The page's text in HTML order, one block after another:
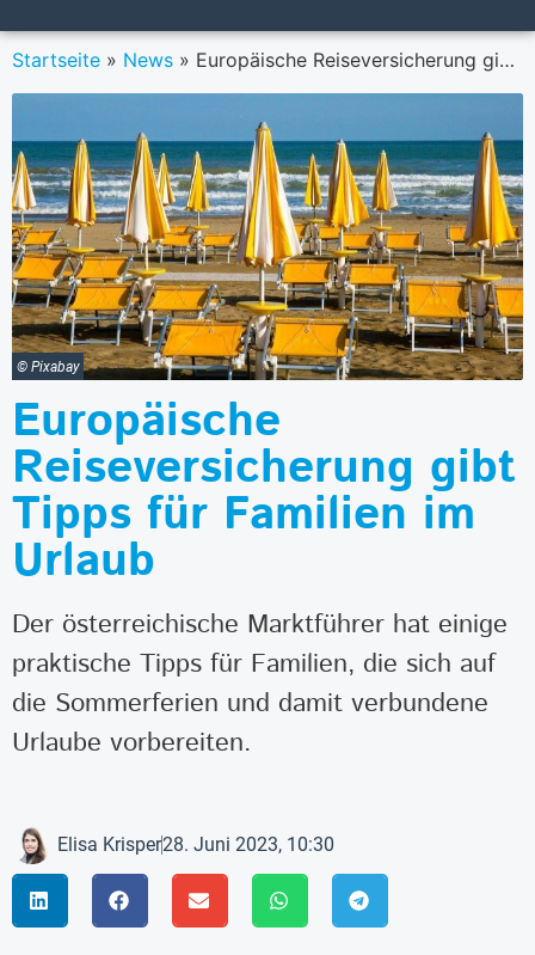
Startseite » News » Europäische Reiseversicherung gibt Tipps für Familien im Urlaub
© Pixabay
Europäische
Reiseversicherung gibt
Tipps für Familien im
Urlaub
Der österreichische Marktführer hat einige
praktische Tipps für Familien, die sich auf
die Sommerferien und damit verbundene
Urlaube vorbereiten.
Elisa Krisper28. Juni 2023, 10:30